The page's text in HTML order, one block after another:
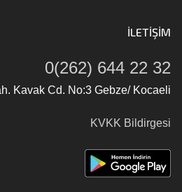
İLETIŞIM
0(262) 644 22 32
Kavak Cd. No:3 Gebze/ Kocaeli
KVKK Bildirgesi